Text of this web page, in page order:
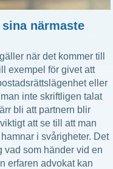
närmaste
när det kommer till
exempel för givet att
eller
inte skriftligen talat
bli att partnern blir
att se till att man
i svårigheter. Det
vad som händer vid en
erfaren advokat kan